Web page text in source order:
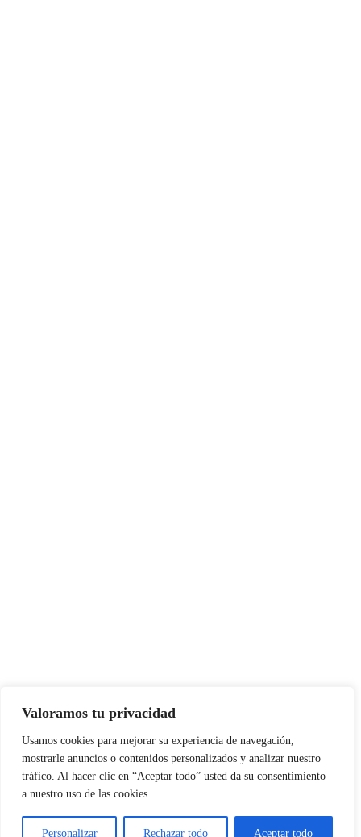
Valoramos tu privacidad
Usamos cookies para mejorar su experiencia de navegación,
mostrarle anuncios o contenidos personalizados y analizar nuestro
tráfico. Al hacer clic en “Aceptar todo” usted da su consentimiento
a nuestro uso de las cookies.
Personalizar Rechazar todo Aceptar todo